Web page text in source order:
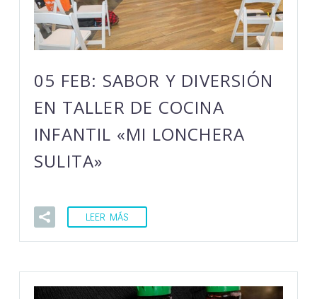
05 FEB: SABOR Y DIVERSIÓN
EN TALLER DE COCINA
INFANTIL «MI LONCHERA
SULITA»
LEER MÁS